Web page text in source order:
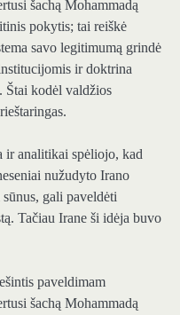
šachą Mohammadą
pokytis; tai reiškė
savo legitimumą grindė
ir doktrina
Štai kodėl valdžios
ir analitikai spėliojo, kad
nužudyto Irano
gali paveldėti
Tačiau Irane ši idėja buvo
paveldimam
šachą Mohammadą